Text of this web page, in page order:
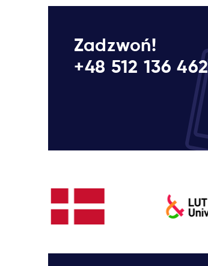
Zadzwoń!
+48 512 136 462